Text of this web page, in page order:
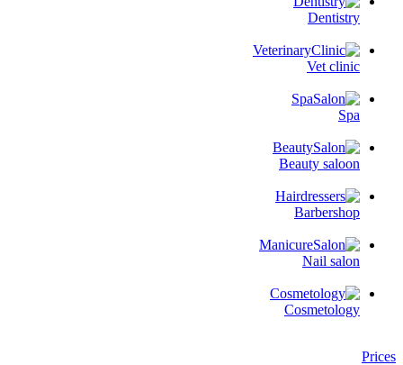
Dentistry
Vet clinic
Spa
Beauty saloon
Barbershop
Nail salon
Cosmetology
Prices